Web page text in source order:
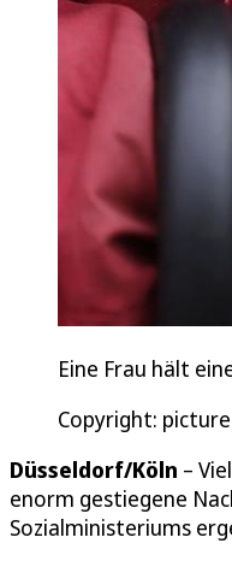
Eine Frau hält
Copyright:
Düsseldorf/Köln –
enorm gestiegene
Sozialministeriums